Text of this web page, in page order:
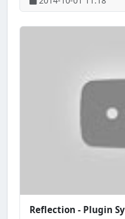
Facebook: http://
Reflection - Plugin